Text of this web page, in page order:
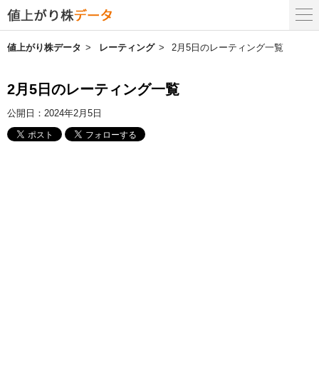
値上がり株データ レーティング 2月5日のレーティング一覧
2月5日のレーティング一覧
公開日： 2024年2月5日